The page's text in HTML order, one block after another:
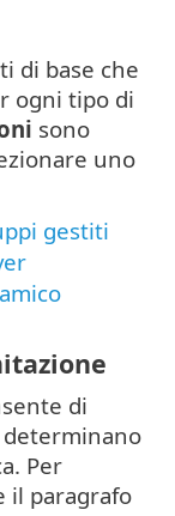
di base che
ogni tipo di
sono
uno
gestiti
di
Per
il paragrafo